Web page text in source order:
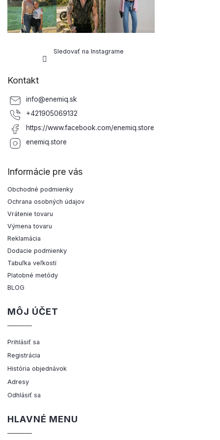
Sledovať na Instagrame
Kontakt
info@enemiq.sk
+421905069132
https://www.facebook.com/enemiq.store
enemiq.store
Informácie pre vás
Obchodné podmienky
Ochrana osobných údajov
Vrátenie tovaru
Výmena tovaru
Reklamácia
Dodacie podmienky
Tabuľka veľkostí
Platobné metódy
BLOG
MÔJ ÚČET
Prihlásiť sa
Registrácia
História objednávok
Adresy
Odhlásiť sa
HLAVNÉ MENU